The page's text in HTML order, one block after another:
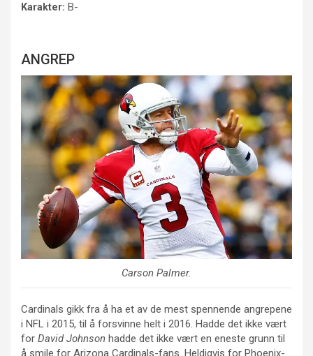
Karakter: B-
ANGREP
Carson Palmer.
Cardinals gikk fra å ha et av de mest spennende angrepene
i NFL i 2015, til å forsvinne helt i 2016. Hadde det ikke vært
for David Johnson hadde det ikke vært en eneste grunn til
å smile for Arizona Cardinals-fans. Heldigvis for Phoenix-